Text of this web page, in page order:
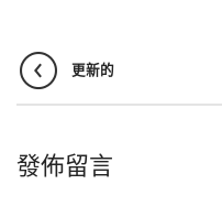
更新的
發佈留言